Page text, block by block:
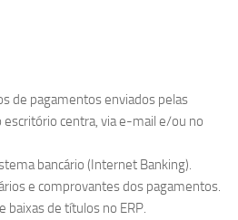
de pagamentos enviados pelas
centra, via e-mail e/ou no
bancário (Internet Banking).
e comprovantes dos pagamentos.
baixas de títulos no ERP.